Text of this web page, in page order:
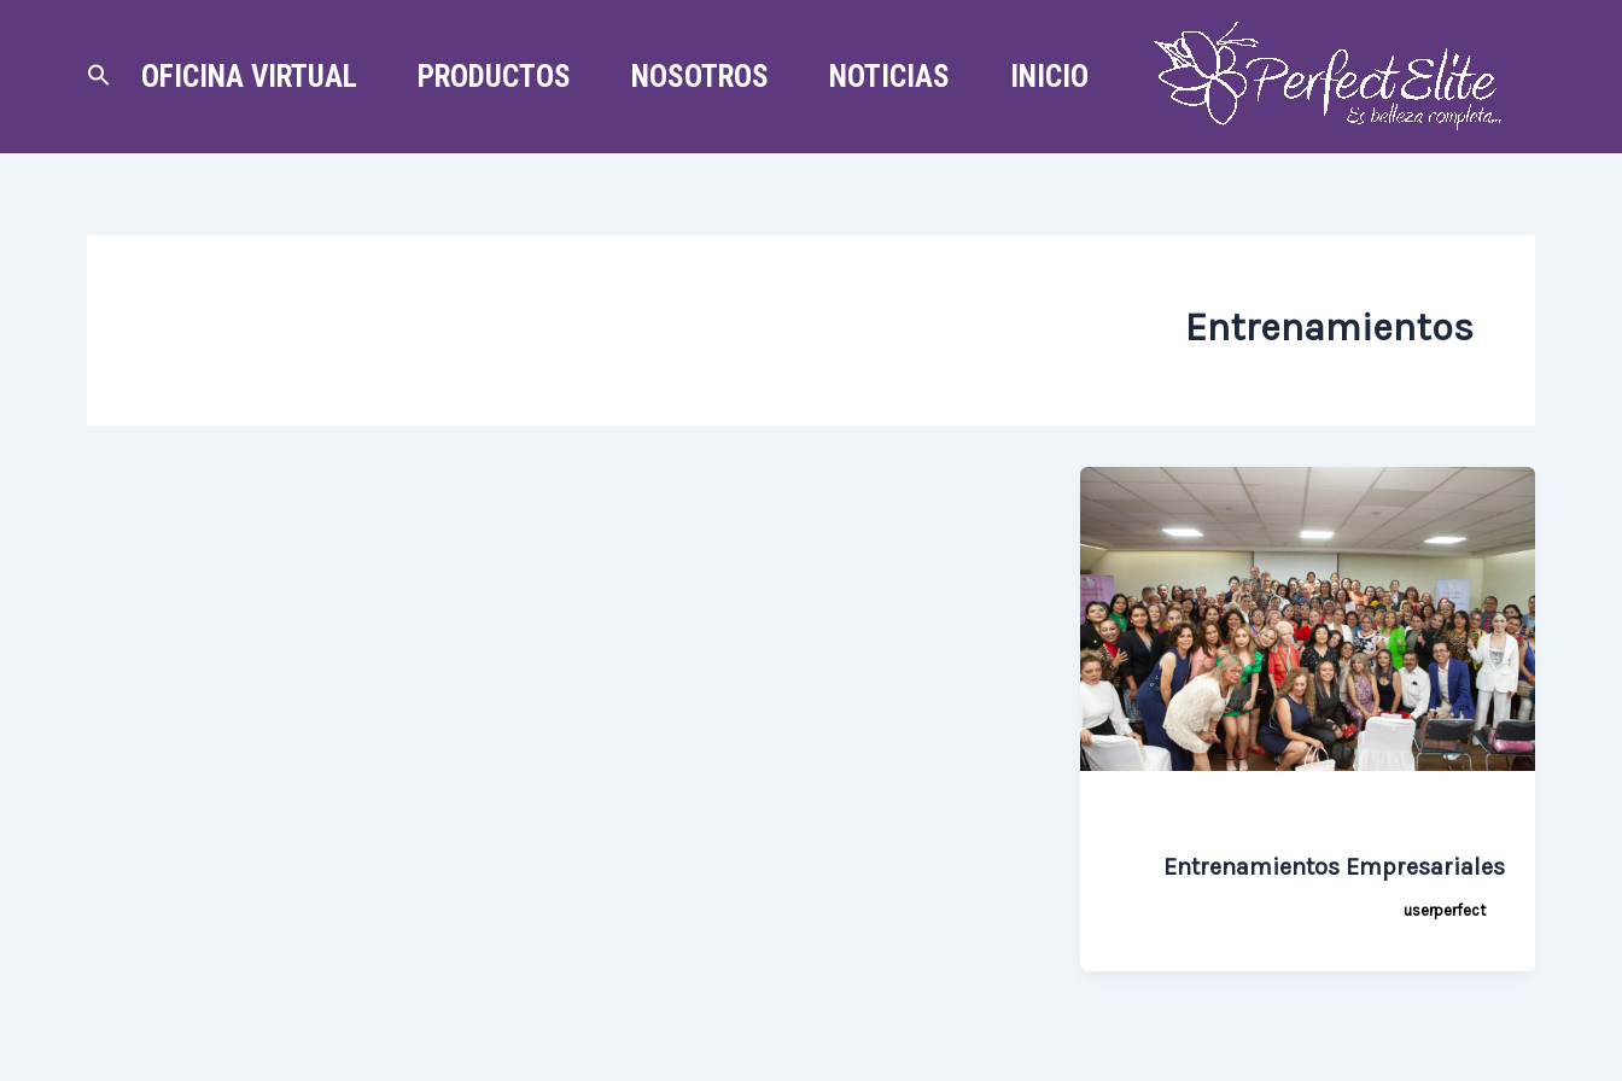
INICIO
NOTICIAS
NOSOTROS
PRODUCTOS
OFICINA VIRTUAL
Entrenamientos
Entrenamientos Empresariales